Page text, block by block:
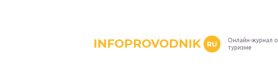
INFOPROVODNIK RU
Онлайн-журнал о
туризме